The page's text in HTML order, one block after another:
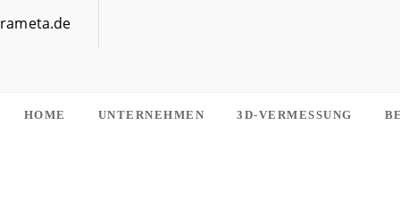
HOME UNTERNEHMEN 3D-VERMESSUNG